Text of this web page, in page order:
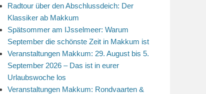
Radtour über den Abschlussdeich: Der
Klassiker ab Makkum
Spätsommer am IJsselmeer: Warum
September die schönste Zeit in Makkum ist
Veranstaltungen Makkum: 29. August bis 5.
September 2026 – Das ist in eurer
Urlaubswoche los
Veranstaltungen Makkum: Rondvaarten &